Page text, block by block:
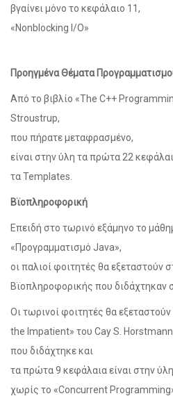
βγαίνει μόνο το κεφάλαιο 11,
«Nonblocking Ι/Ο»
Προηγμένα Θέματα
Από το βιβλίο «The C++
Stroustrup,
που πήρατε μεταφρασμένο,
είναι στην ύλη τα πρώτα 22
τα Templates.
Βϊοπληροφορική
Επειδή στο τωρινό εξάμηνο το
«Προγραμματισμό Java»,
οι παλιοί φοιτητές θα εξεταστούν
Βϊοπληροφορικής που διδάχτηκαν
Οι τωρινοί φοιτητές θα
the Impatient» του Cay S.
που διδάχτηκε και
τα πρώτα 9 κεφάλαια είναι στην
χωρίς το «Concurrent